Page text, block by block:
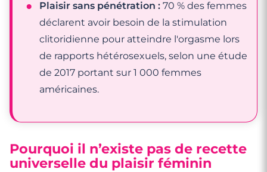
Plaisir sans pénétration :70 % des femmes
déclarent avoir besoin de la stimulation
clitoridienne pour atteindre l'orgasme lors
de rapports hétérosexuels, selon une étude
de 2017 portant sur 1 000 femmes
américaines.
Pourquoi il n’existe pas de recette
universelle du plaisir féminin